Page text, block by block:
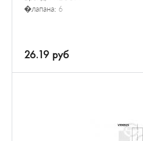
�лапана: 6
26.19 руб